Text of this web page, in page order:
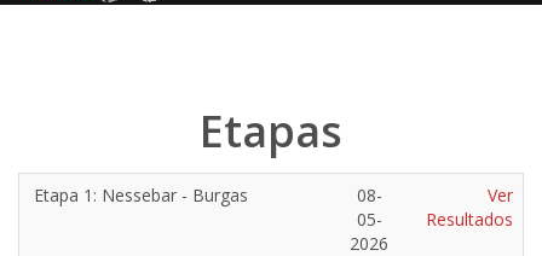
Etapas
Etapa 1: Nessebar - Burgas
08-
05-
2026
Ver
Resultados